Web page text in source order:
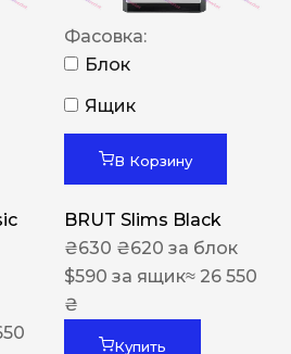
Фасовка:
Блок
Ящик
В Корзину
BRUT Slims Black
₴630 ₴620 за блок
$590 за ящик≈ 26 550
₴
Купить